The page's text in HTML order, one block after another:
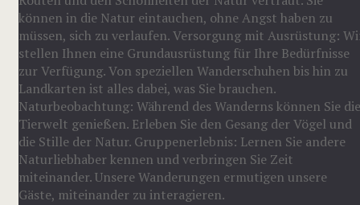
können in die Natur eintauchen, ohne Angst haben zu
müssen, sich zu verlaufen. Versorgung mit Ausrüstung:
stellen Ihnen eine Grundausrüstung für Ihre Bedürfnisse
zur Verfügung. Von speziellen Wanderschuhen bis hin zu
Landkarten ist alles dabei, was Sie brauchen.
Naturbeobachtung: Während des Wanderns können Sie die
Tierwelt genießen. Erleben Sie den Gesang der Vögel und
die Stille der Natur. Gruppenerlebnis: Lernen Sie andere
Naturliebhaber kennen und verbringen Sie Zeit
miteinander. Unsere Wanderungen ermutigen unsere
Gäste, miteinander zu interagieren.